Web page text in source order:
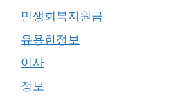
민생회복지원금
유용한정보
이사
정보